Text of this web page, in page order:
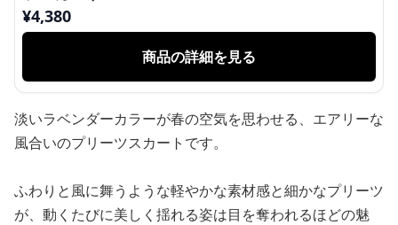
¥4,380
商品の詳細を見る
淡いラベンダーカラーが春の空気を思わせる、エアリーな
風合いのプリーツスカートです。
ふわりと風に舞うような軽やかな素材感と細かなプリーツ
が、動くたびに美しく揺れる姿は目を奪われるほどの魅